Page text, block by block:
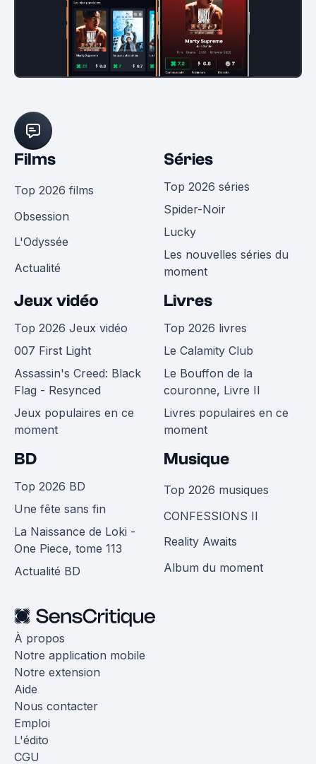
Films
Top 2026 films
Obsession
L'Odyssée
Actualité
Séries
Top 2026 séries
Spider-Noir
Lucky
Les nouvelles séries du
moment
Jeux vidéo
Top 2026 Jeux vidéo
007 First Light
Assassin's Creed: Black
Flag - Resynced
Jeux populaires en ce
moment
Livres
Top 2026 livres
Le Calamity Club
Le Bouffon de la
couronne, Livre II
Livres populaires en ce
moment
BD
Top 2026 BD
Une fête sans fin
La Naissance de Loki -
One Piece, tome 113
Actualité BD
Musique
Top 2026 musiques
CONFESSIONS II
Reality Awaits
Album du moment
À propos
Notre application mobile
Notre extension
Aide
Nous contacter
Emploi
L'édito
CGU